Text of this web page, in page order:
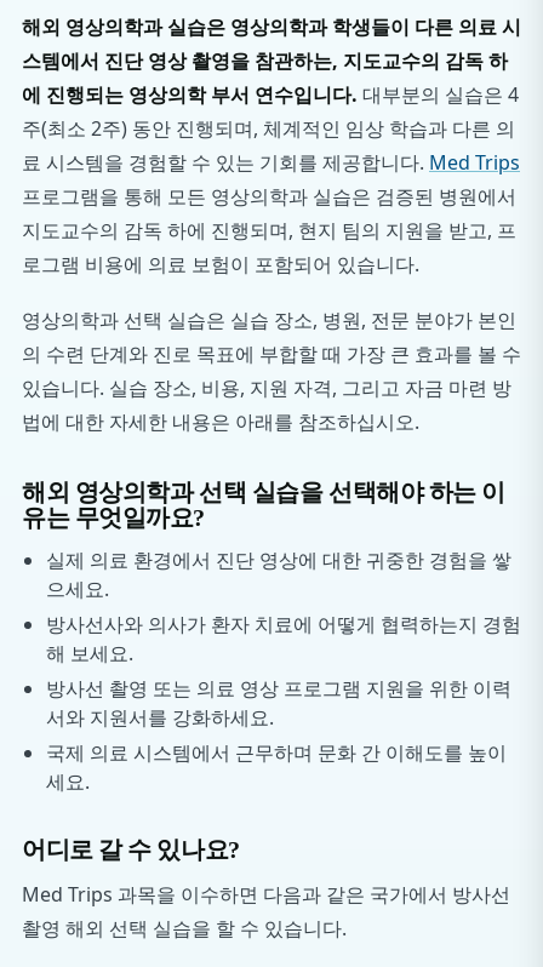
해외 영상의학과 실습은 영상의학과 학생들이 다른 의료 시
스템에서 진단 영상 촬영을 참관하는, 지도교수의 감독 하
에 진행되는 영상의학 부서 연수입니다. 대부분의 실습은 4
주(최소 2주) 동안 진행되며, 체계적인 임상 학습과 다른 의
료 시스템을 경험할 수 있는 기회를 제공합니다. Med Trips
프로그램을 통해 모든 영상의학과 실습은 검증된 병원에서
지도교수의 감독 하에 진행되며, 현지 팀의 지원을 받고, 프
로그램 비용에 의료 보험이 포함되어 있습니다.
영상의학과 선택 실습은 실습 장소, 병원, 전문 분야가 본인
의 수련 단계와 진로 목표에 부합할 때 가장 큰 효과를 볼 수
있습니다. 실습 장소, 비용, 지원 자격, 그리고 자금 마련 방
법에 대한 자세한 내용은 아래를 참조하십시오.
해외 영상의학과 선택 실습을 선택해야 하는 이
유는 무엇일까요?
실제 의료 환경에서 진단 영상에 대한 귀중한 경험을 쌓
으세요.
방사선사와 의사가 환자 치료에 어떻게 협력하는지 경험
해 보세요.
방사선 촬영 또는 의료 영상 프로그램 지원을 위한 이력
서와 지원서를 강화하세요.
국제 의료 시스템에서 근무하며 문화 간 이해도를 높이
세요.
어디로 갈 수 있나요?
Med Trips 과목을 이수하면 다음과 같은 국가에서 방사선
촬영 해외 선택 실습을 할 수 있습니다.